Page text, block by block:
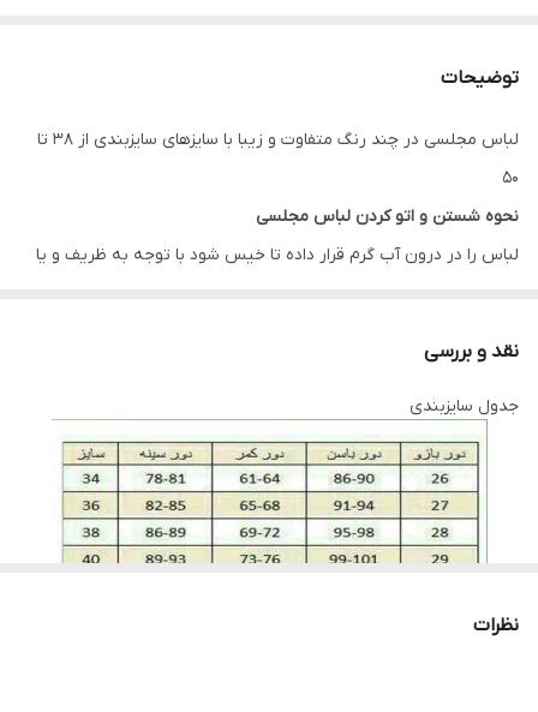
توضیحات
لباس مجلسی در چند رنگ متفاوت و زیبا با سایزهای سایزبندی از 38 تا
50
نحوه شستن و اتو کردن لباس مجلسی
لباس را در درون آب گرم قرار داده تا خیس شود با توجه به ظریف و یا
خشک شود لباس ها را در سایه خشک کنید به دور از نور خوشید این
روش بسیار بهتری است. برای اتو کردن این نوع پارچه ها باید نکاتی را
نیز رعایت کنید، قبل از هرکاری از تمیز بودن کف اتو اطمینان حاصل کنید،
پارچه سفید نازکی روی لباس قرار داده و به آرامی با درجه کم اتو بزنید و
به مراتب درجه را بروی ارقام بیشتری تنظیم کنید. توجه کنید قسمت
لطفا در ثبت سفارش سایز خود دقت نمایید
نقد و بررسی
جدول سایزبندی
نظرات